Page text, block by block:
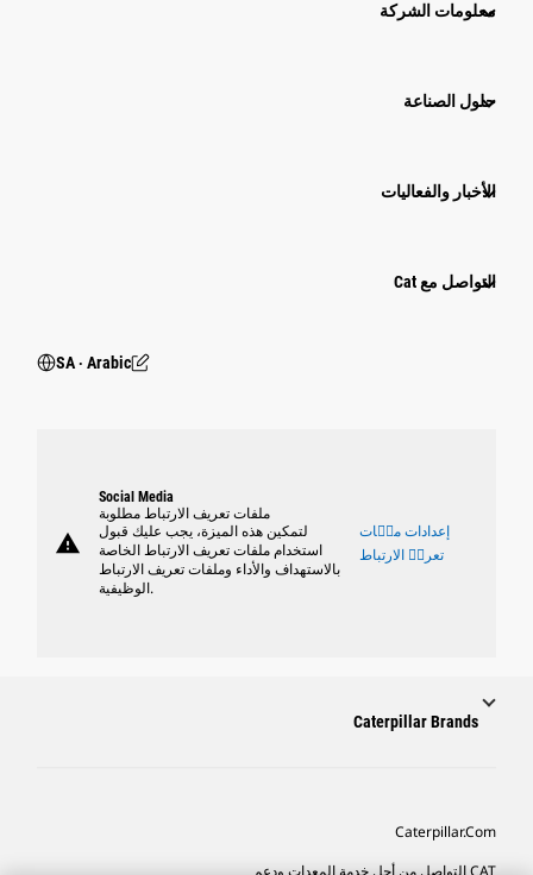
معلومات الشركة
حلول الصناعة
الأخبار والفعاليات
التواصل مع Cat
SA ‧ Arabic
warning
Social Media
ملفات تعريف الارتباط مطلوبة
لتمكين هذه الميزة، يجب عليك قبول
استخدام ملفات تعريف الارتباط الخاصة
بالاستهداف والأداء وملفات تعريف الارتباط
الوظيفية.
إعدادات ملٝات
تعريٝ الارتباط
Caterpillar Brands
Caterpillar.com
CAT التواصل من أجل خدمة المعدات ودعم